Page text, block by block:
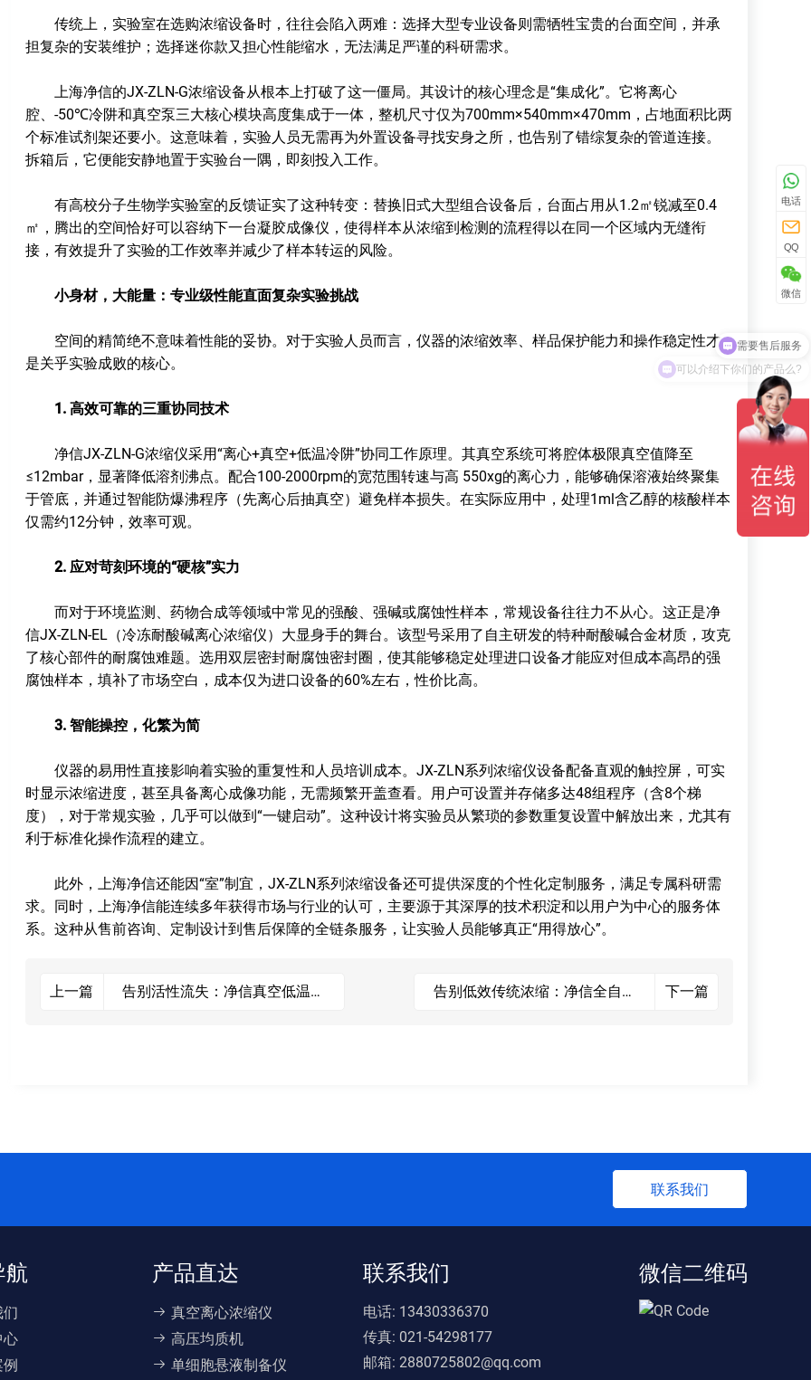
传统上，实验室在选购浓缩设备时，往往会陷入两难：选择大型专业设备则需牺牲宝贵的台面空间，并承
担复杂的安装维护；选择迷你款又担心性能缩水，无法满足严谨的科研需求。
上海净信的JX-ZLN-G浓缩设备从根本上打破了这一僵局。其设计的核心理念是“集成化”。它将离心
腔、-50℃冷阱和真空泵三大核心模块高度集成于一体，整机尺寸仅为700mm×540mm×470mm，占地面积比两
个标准试剂架还要小。这意味着，实验人员无需再为外置设备寻找安身之所，也告别了错综复杂的管道连接。
拆箱后，它便能安静地置于实验台一隅，即刻投入工作。
有高校分子生物学实验室的反馈证实了这种转变：替换旧式大型组合设备后，台面占用从1.2㎡锐减至0.4
㎡，腾出的空间恰好可以容纳下一台凝胶成像仪，使得样本从浓缩到检测的流程得以在同一个区域内无缝衔
接，有效提升了实验的工作效率并减少了样本转运的风险。
小身材，大能量：专业级性能直面复杂实验挑战
空间的精简绝不意味着性能的妥协。对于实验人员而言，仪器的浓缩效率、样品保护能力和操作稳定性才
是关乎实验成败的核心。
1. 高效可靠的三重协同技术
净信JX-ZLN-G浓缩仪采用“离心+真空+低温冷阱”协同工作原理。其真空系统可将腔体极限真空值降至
≤12mbar，显著降低溶剂沸点。配合100-2000rpm的宽范围转速与高 550xg的离心力，能够确保溶液始终聚集
于管底，并通过智能防爆沸程序（先离心后抽真空）避免样本损失。在实际应用中，处理1ml含乙醇的核酸样本
仅需约12分钟，效率可观。
2. 应对苛刻环境的“硬核”实力
而对于环境监测、药物合成等领域中常见的强酸、强碱或腐蚀性样本，常规设备往往力不从心。这正是净
信JX-ZLN-EL（冷冻耐酸碱离心浓缩仪）大显身手的舞台。该型号采用了自主研发的特种耐酸碱合金材质，攻克
了核心部件的耐腐蚀难题。选用双层密封耐腐蚀密封圈，使其能够稳定处理进口设备才能应对但成本高昂的强
腐蚀样本，填补了市场空白，成本仅为进口设备的60%左右，性价比高。
3. 智能操控，化繁为简
仪器的易用性直接影响着实验的重复性和人员培训成本。JX-ZLN系列浓缩仪设备配备直观的触控屏，可实
时显示浓缩进度，甚至具备离心成像功能，无需频繁开盖查看。用户可设置并存储多达48组程序（含8个梯
度），对于常规实验，几乎可以做到“一键启动”。这种设计将实验员从繁琐的参数重复设置中解放出来，尤其有
利于标准化操作流程的建立。
此外，上海净信还能因“室”制宜，JX-ZLN系列浓缩设备还可提供深度的个性化定制服务，满足专属科研需
求。同时，上海净信能连续多年获得市场与行业的认可，主要源于其深厚的技术积淀和以用户为中心的服务体
系。这种从售前咨询、定制设计到售后保障的全链条服务，让实验人员能够真正“用得放心”。
上一篇
告别活性流失：净信真空低温离
告别低效传统浓缩：净信全自动
下一篇
联系我们
航
们
心
产品直达
真空离心浓缩仪
高压均质机
单细胞悬液制备仪
联系我们
电话: 13430336370
传真: 021-54298177
邮箱: 2880725802@qq.com
微信二维码
电话
QQ
微信
可以介绍下你们的产品么?